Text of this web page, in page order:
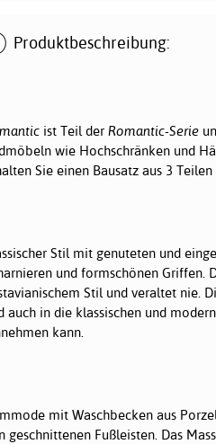
Produktbeschreibung:
ist Teil der Romantic-Serie
wie Hochschränken und
Sie einen Bausatz aus 3
Stil mit genuteten und
und formschönen
Stil und veraltet nie.
auch in die klassischen und
kann.
mit Waschbecken aus
geschnittenen Fußleisten. Das